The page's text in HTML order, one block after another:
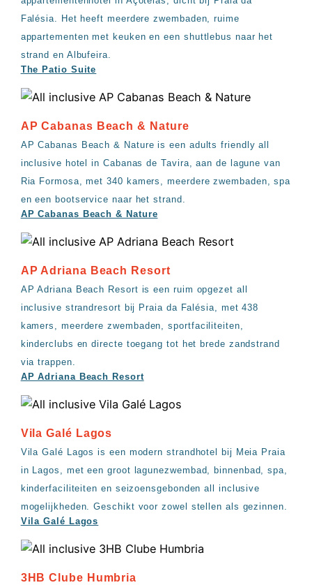
Falésia. Het heeft meerdere zwembaden, ruime
appartementen met keuken en een shuttlebus naar het
strand en Albufeira.
The Patio Suite
AP Cabanas Beach & Nature
AP Cabanas Beach & Nature is een adults friendly all
inclusive hotel in Cabanas de Tavira, aan de lagune van
Ria Formosa, met 340 kamers, meerdere zwembaden, spa
en een bootservice naar het strand.
AP Cabanas Beach & Nature
AP Adriana Beach Resort
AP Adriana Beach Resort is een ruim opgezet all
inclusive strandresort bij Praia da Falésia, met 438
kamers, meerdere zwembaden, sportfaciliteiten,
kinderclubs en directe toegang tot het brede zandstrand
via trappen.
AP Adriana Beach Resort
Vila Galé Lagos
Vila Galé Lagos is een modern strandhotel bij Meia Praia
in Lagos, met een groot lagunezwembad, binnenbad, spa,
kinderfaciliteiten en seizoensgebonden all inclusive
mogelijkheden. Geschikt voor zowel stellen als gezinnen.
Vila Galé Lagos
3HB Clube Humbria